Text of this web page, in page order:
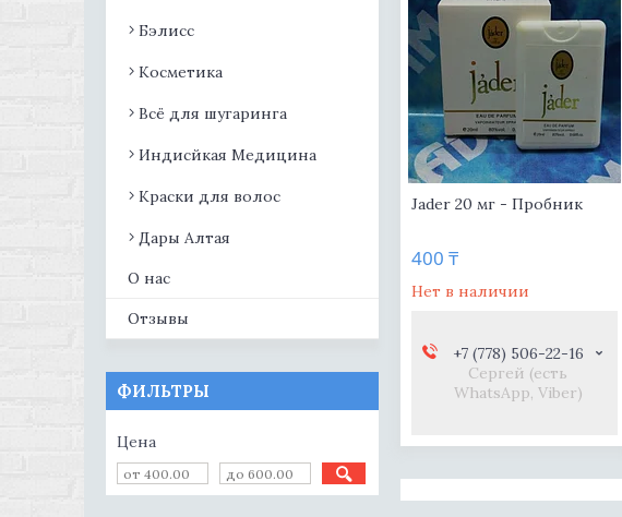
Jader 20 мг - Пробник
400 ₸
Нет в наличии
+7 (778) 506-22-16
Сергей (есть
WhatsApp, Viber)
Бэлисс
Косметика
Всё для шугаринга
Индисйкая Медицина
Краски для волос
Дары Алтая
О нас
Отзывы
ФИЛЬТРЫ
Цена